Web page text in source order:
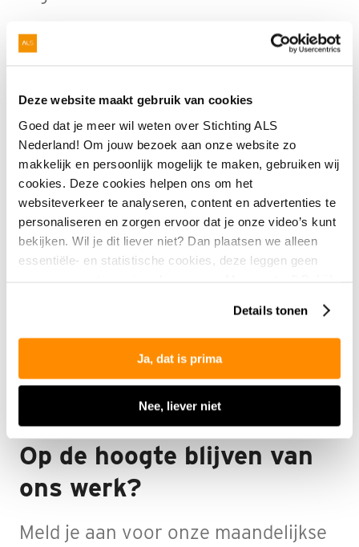
Deze website maakt gebruik van cookies
Goed dat je meer wil weten over Stichting ALS
Nederland! Om jouw bezoek aan onze website zo
makkelijk en persoonlijk mogelijk te maken, gebruiken wij
cookies. Deze cookies helpen ons om het
websiteverkeer te analyseren, content en advertenties te
personaliseren en zorgen ervoor dat je onze video’s kunt
bekijken. Wil je dit liever niet? Dan plaatsen we alleen
essentiële- en statistische cookies, deze leggen geen
Details tonen
Ja, dat is prima
Nee, liever niet
Stichting ALS Nederland
> Symptomen & diagnose
Op de hoogte blijven van
ons werk?
Meld je aan voor onze maandelijkse